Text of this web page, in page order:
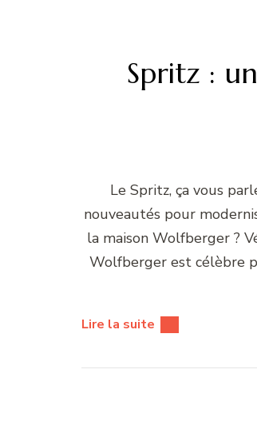
Spritz :
Le Spritz, ça vous
nouveautés pour
la maison Wolfberger ?
Wolfberger est célèbre
Lire la suite